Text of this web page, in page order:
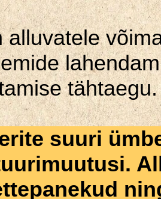
alluvatele
tähtaegu.
suuri